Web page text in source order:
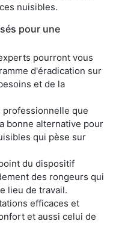
nuisibles.
pour une
pourront vous
d'éradication sur
et de la
professionnelle que
bonne alternative pour
qui pèse sur
du dispositif
des rongeurs qui
lieu de travail.
efficaces et
et aussi celui de